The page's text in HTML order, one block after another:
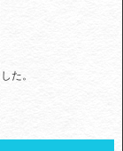
た。